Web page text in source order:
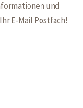
und
E-Mail Postfach!